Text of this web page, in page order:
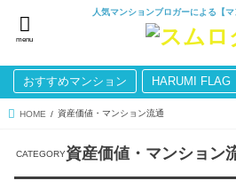
人気マンションブロガーによる【マ
menu
おすすめマンション HARUMI FLAG
HOME 資産価値・マンション流通
資産価値・マンション